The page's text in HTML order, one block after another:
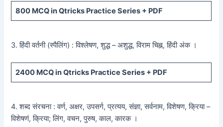
800 MCQ in Qtricks Practice Series + PDF
3. हिंदी वर्तनी (स्पैलिंग) : विश्लेषण, शुद्ध – अशुद्ध, विराम चिह्न, हिंदी अंक ।
2400 MCQ in Qtricks Practice Series + PDF
4. शब्द संरचना : वर्ण, अक्षर, उपसर्ग, प्रत्यय, संज्ञा, सर्वनाम, विशेषण, क्रिया –
विशेषणं, क्रिया; लिंग, वचन, पुरुष, काल, कारक ।